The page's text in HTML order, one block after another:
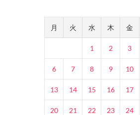
月 火 水 木 金
1 2 3
6 7 8 9 10
13 14 15 16 17
20 21 22 23 24